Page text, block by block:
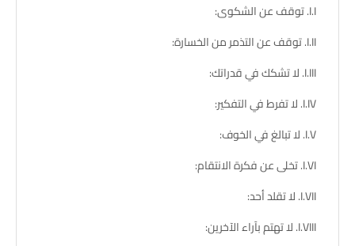
توقف عن الشكوى:
توقف عن التذمر من الخسارة:
لا تشكك في قدراتك:
لا تفرط في التفكير:
لا تبالغ في الخوف:
تخلى عن فكرة الانتقام:
لا تقلد أحد:
لا تهتم بآراء الآخرين: